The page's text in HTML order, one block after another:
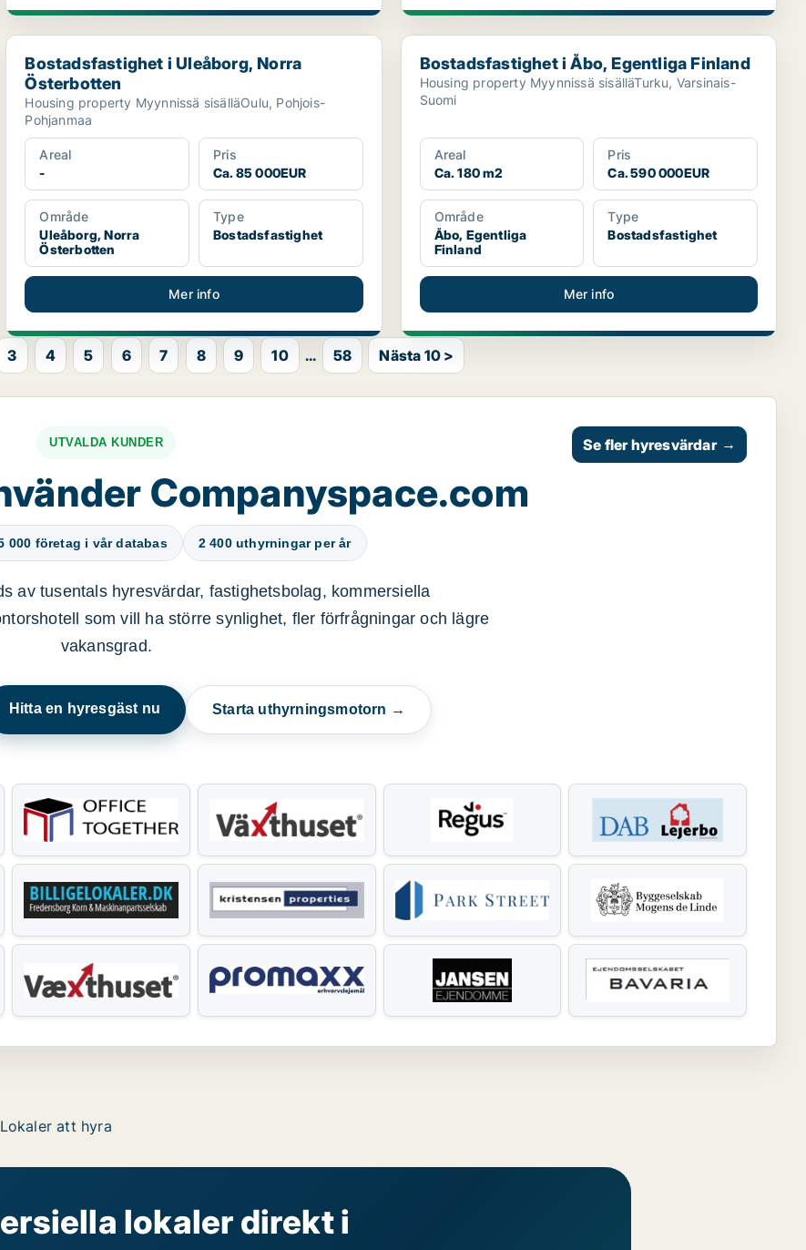
Bostadsfastighet i Uleåborg, Norra Österbotten
Bostadsfastighet i Uleåborg, Norra
Österbotten
Housing property Myynnissä sisälläOulu, Pohjois-
Pohjanmaa
Areal
-
Pris
Ca. 85 000EUR
Område
Uleåborg, Norra
Österbotten
Type
Bostadsfastighet
Mer info
Bostadsfastighet i Åbo, Egentliga Finland
Bostadsfastighet i Åbo, Egentliga Finland
Housing property Myynnissä sisälläTurku, Varsinais-
Suomi
Areal
Ca. 180 m2
Pris
Ca. 590 000EUR
Område
Åbo, Egentliga
Finland
Type
Bostadsfastighet
Mer info
3 4 5 6 7 8 9 10 ... 58 Nästa 10 >
UTVALDA KUNDER
Companyspace.com
000 företag i vår databas 2 400 uthyrningar per år
av tusentals hyresvärdar, fastighetsbolag, kommersiella
som vill ha större synlighet, fler förfrågningar och lägre
vakansgrad.
Hitta en hyresgäst nu Starta uthyrningsmotorn →
Se fler hyresvärdar →
Lokaler att hyra
lokaler direkt i